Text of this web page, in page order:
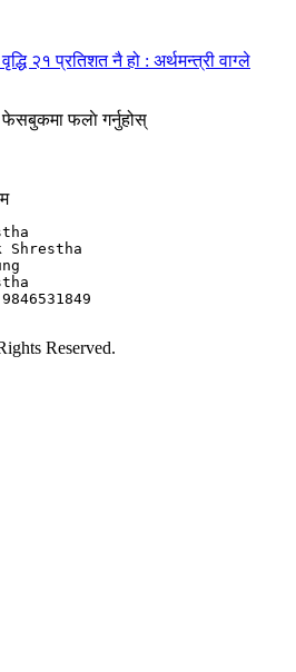
२१ प्रतिशत नै हो : अर्थमन्त्री वाग्ले
फेसबुकमा फलाे गर्नुहोस्
9846531849
Reserved.